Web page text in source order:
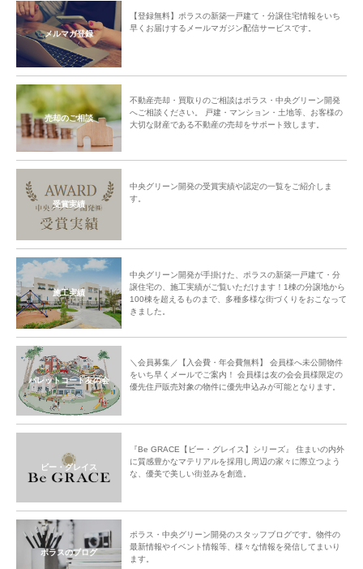
メルマガ登録
【登録無料】ポラスの新築一戸建て・分譲住宅情報をいち
早くお届けするメールマガジン配信サービスです。
売却のご相談
不動産売却・買取りのご相談はポラス・中央グリーン開発
へご相談ください。 戸建・マンション・土地等、お客様の
大切な財産である不動産の売却をサポート致します。
受賞実績
中央グリーン開発の受賞実績や認定の一覧をご紹介しま
す。
施工実績
中央グリーン開発が手掛けた、ポラスの新築一戸建て・分
譲住宅の、施工実績がご覧いただけます！1棟の分譲地から
100棟を超えるものまで、多種多様な街づくりをおこなって
きました。
パレットコート友の会
＼会員募集／【入会費・年会費無料】 会員様へ未公開物件
をいち早くメールでご案内！ 会員様は友の会会員様限定の
優先住戸販売対象の物件に優先申込みが可能となります。
ビー・グレイス
『Be GRACE【ビー・グレイス】シリーズ』 住まいの内外
に質感豊かなマテリアルを採用し周辺の家々に際立つよう
な、優美で美しい街並みを創造。
ポラスのブログ
ポラス・中央グリーン開発のスタッフブログです。物件の
最新情報やイベント情報等、様々な情報を発信してまいり
ます。